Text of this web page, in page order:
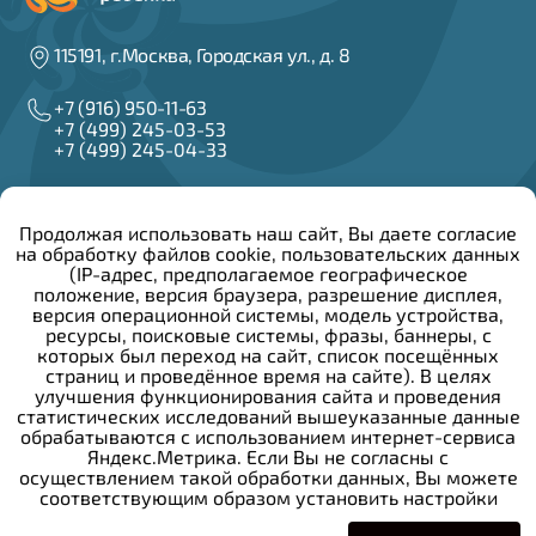
115191, г.Москва, Городская ул., д. 8
+7 (916) 950-11-63
+7 (499) 245-03-53
+7 (499) 245-04-33
Написать руководителю
Сведения об образовательной организации
Конкурсы и вакансии
Закупочная деятельность
Политика конфиденциальности
Противодействие коррупции
Общероссийский детский телефон доверия:
+7 (800) 200-01-22
Продолжая использовать наш сайт, Вы даете согласие
на обработку файлов cookie, пользовательских данных
(IP-адрес, предполагаемое географическое
положение, версия браузера, разрешение дисплея,
версия операционной системы, модель устройства,
ресурсы, поисковые системы, фразы, баннеры, с
которых был переход на сайт, список посещённых
страниц и проведённое время на сайте). В целях
улучшения функционирования сайта и проведения
статистических исследований вышеуказанные данные
обрабатываются с использованием интернет-сервиса
Яндекс.Метрика. Если Вы не согласны с
осуществлением такой обработки данных, Вы можете
соответствующим образом установить настройки